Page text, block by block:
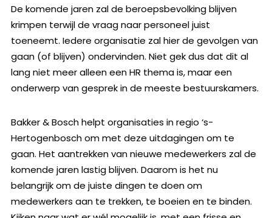
De komende jaren zal de beroepsbevolking blijven
krimpen terwijl de vraag naar personeel juist
toeneemt. Iedere organisatie zal hier de gevolgen van
gaan (of blijven) ondervinden. Niet gek dus dat dit al
lang niet meer alleen een HR thema is, maar een
onderwerp van gesprek in de meeste bestuurskamers.
Bakker & Bosch helpt organisaties in regio ‘s-
Hertogenbosch om met deze uitdagingen om te
gaan. Het aantrekken van nieuwe medewerkers zal de
komende jaren lastig blijven. Daarom is het nu
belangrijk om de juiste dingen te doen om
medewerkers aan te trekken, te boeien en te binden.